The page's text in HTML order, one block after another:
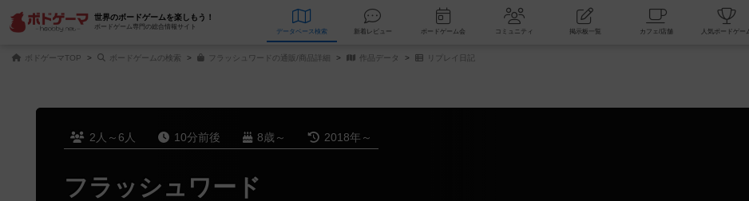
世界のボードゲームを楽しもう！
ボードゲーム専門の総合情報サイト
データベース 検索 新着レビュー ボードゲーム会 コミュニティ 掲示板一覧 カフェ/店舗
ボドゲーマTOP ボードゲームの検索 フラッシュワードの通販/商品詳細 作品データ リプレイ日記
2人～6人 10分前後 8歳～ 2018年～
フラッシュワード